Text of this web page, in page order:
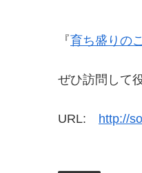
『育ち盛りの
ぜひ訪問して
URL: http://